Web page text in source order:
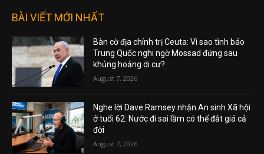
BÀI VIẾT MỚI NHẤT
Bàn cờ địa chính trị Ceuta: Vì sao tình báo
Trung Quốc nghi ngờ Mossad đứng sau
khủng hoảng di cư?
August 7, 2026
Nghe lời Dave Ramsey nhận An sinh Xã hội
ở tuổi 62: Nước đi sai lầm có thể đắt giá cả
đời
August 7, 2026